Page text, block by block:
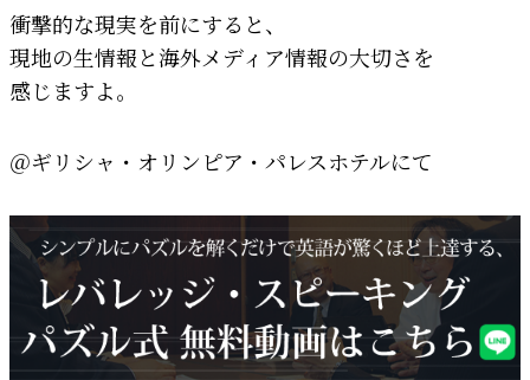
衝撃的な現実を前にすると、
現地の生情報と海外メディア情報の大切さを
感じますよ。
＠ギリシャ・オリンピア・パレスホテルにて